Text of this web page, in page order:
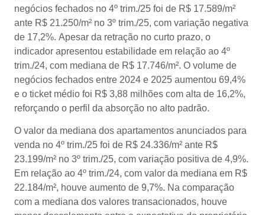
negócios fechados no 4º trim./25 foi de R$ 17.589/m²
ante R$ 21.250/m² no 3º trim./25, com variação negativa
de 17,2%. Apesar da retração no curto prazo, o
indicador apresentou estabilidade em relação ao 4º
trim./24, com mediana de R$ 17.746/m². O volume de
negócios fechados entre 2024 e 2025 aumentou 69,4%
e o ticket médio foi R$ 3,88 milhões com alta de 16,2%,
reforçando o perfil da absorção no alto padrão.
O valor da mediana dos apartamentos anunciados para
venda no 4º trim./25 foi de R$ 24.336/m² ante R$
23.199/m² no 3º trim./25, com variação positiva de 4,9%.
Em relação ao 4º trim./24, com valor da mediana em R$
22.184/m², houve aumento de 9,7%. Na comparação
com a mediana dos valores transacionados, houve